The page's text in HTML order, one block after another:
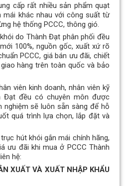
cấp rất nhiều sản phẩm quạt
mái khác nhau với công suất từ
hệ thống PCCC, thông gió.
do Thành Đạt phân phối đều
100%, nguồn gốc, xuất xứ rõ
PCCC, giá bán ưu đãi, chiết
hàng trên toàn quốc và bảo
viên kinh doanh, nhân viên kỹ
Đạt đều có chuyên môn được
nghiệm sẽ luôn sẵn sàng để hỗ
quá trình lựa chọn, lắp đặt và
hút khói gắn mái chính hãng,
ưu đãi khi mua ở PCCC Thành
hệ:
XUẤT VÀ XUẤT NHẬP KHẨU